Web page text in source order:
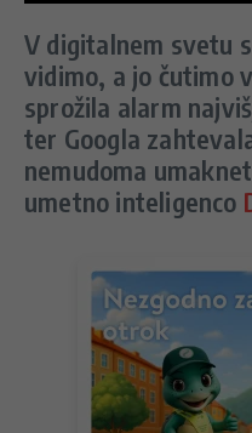
V digitalnem svetu
vidimo, a jo čutimo
sprožila alarm
ter Googla
nemudoma
umetno inteligenco